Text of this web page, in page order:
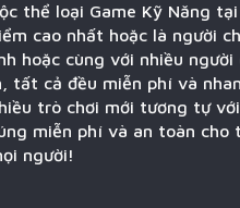
thể loại Game Kỹ Năng
cao nhất hoặc là người
hoặc cùng với nhiều
tất cả đều miễn phí và
trò chơi mới tương tự
miễn phí và an toàn cho
người!